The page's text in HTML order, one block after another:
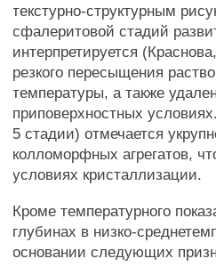
текстурно-структурным
сфалеритовой стадий
интерпретируется
резкого пересыщения
температуры, а также
приповерхностных
5 стадии) отмечается
колломорфных агрегатов,
условиях кристаллизации.
Кроме температурного
глубинах в низко-
основании следующих